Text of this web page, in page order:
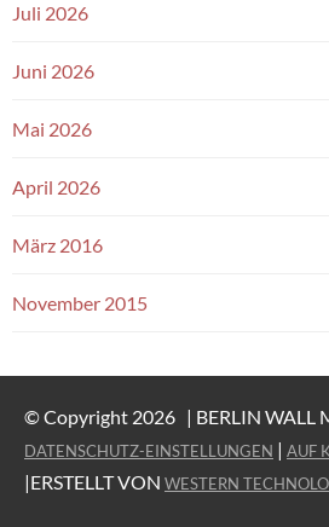
Juli 2026
Juni 2026
Mai 2026
April 2026
März 2016
November 2015
© Copyright 2026 | BERLIN WALL
DATENSCHUTZ-EINSTELLUNGEN | AUF
|ERSTELLT VON WESTERN